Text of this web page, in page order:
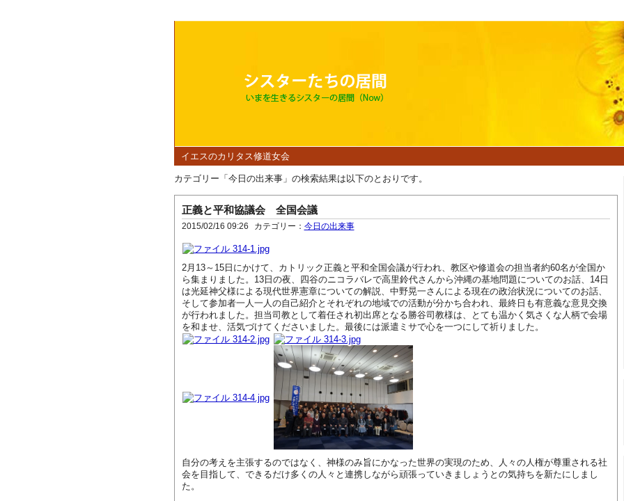
イエスのカリタス修道女会
カテゴリー「今日の出来事」の検索結果は以下のとおりです。
正義と平和協議会 全国会議
2015/02/16 09:26 カテゴリー： 今日の出来事
2月13～15日にかけて、カトリック正義と平和全国会議が行われ、教区や修道会の担当者約60名が全国か
ら集まりました。13日の夜、四谷のニコラバレで高里鈴代さんから沖縄の基地問題についてのお話、14日
は光延神父様による現代世界憲章についての解説、中野晃一さんによる現在の政治状況についてのお話、
そして参加者一人一人の自己紹介とそれぞれの地域での活動が分かち合われ、最終日も有意義な意見交換
が行われました。担当司教として着任され初出席となる勝谷司教様は、とても温かく気さくな人柄で会場
を和ませ、活気づけてくださいました。最後には派遣ミサで心を一つにして祈りました。
自分の考えを主張するのではなく、神様のみ旨にかなった世界の実現のため、人々の人権が尊重される社
会を目指して、できるだけ多くの人々と連携しながら頑張っていきましょうとの気持ちを新たにしまし
た。